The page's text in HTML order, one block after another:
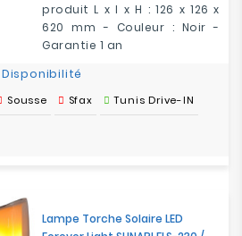
produit L x l x H : 126 x 126 x
620 mm - Couleur : Noir -
Garantie 1 an
Disponibilité
Sousse Sfax Tunis Drive-IN
Lampe Torche Solaire LED